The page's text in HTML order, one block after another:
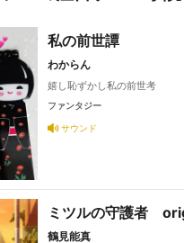
私の前世譚
わからん
嬉し恥ずかし私の前世考
ファンタジー
サウンド
ミツルの守護者
鶴見能真